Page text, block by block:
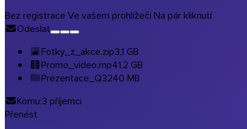
Hudba a studia
Všechna oborová řešení
Programy
Bez registraceVe vašem prohlížeči Na pár kliknutí
Odeslat
Fotky_z_akce.zip3,1 GB
Promo_video.mp41,2 GB
Prezentace_Q3240 MB
Komu:3 příjemci
Přenést